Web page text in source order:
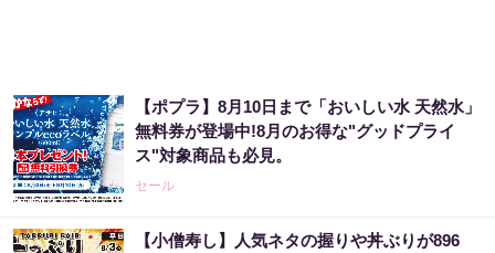
【ポプラ】8月10日まで「おいしい水 天然水」
無料券が登場中!8月のお得な"グッドプライ
ス"対象商品も必見。
セール
【小僧寿し】人気ネタの握りや丼ぶりが896